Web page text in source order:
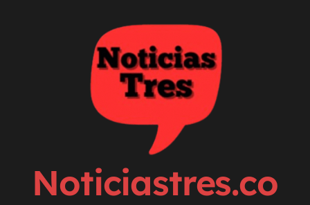
Noticiastres.co